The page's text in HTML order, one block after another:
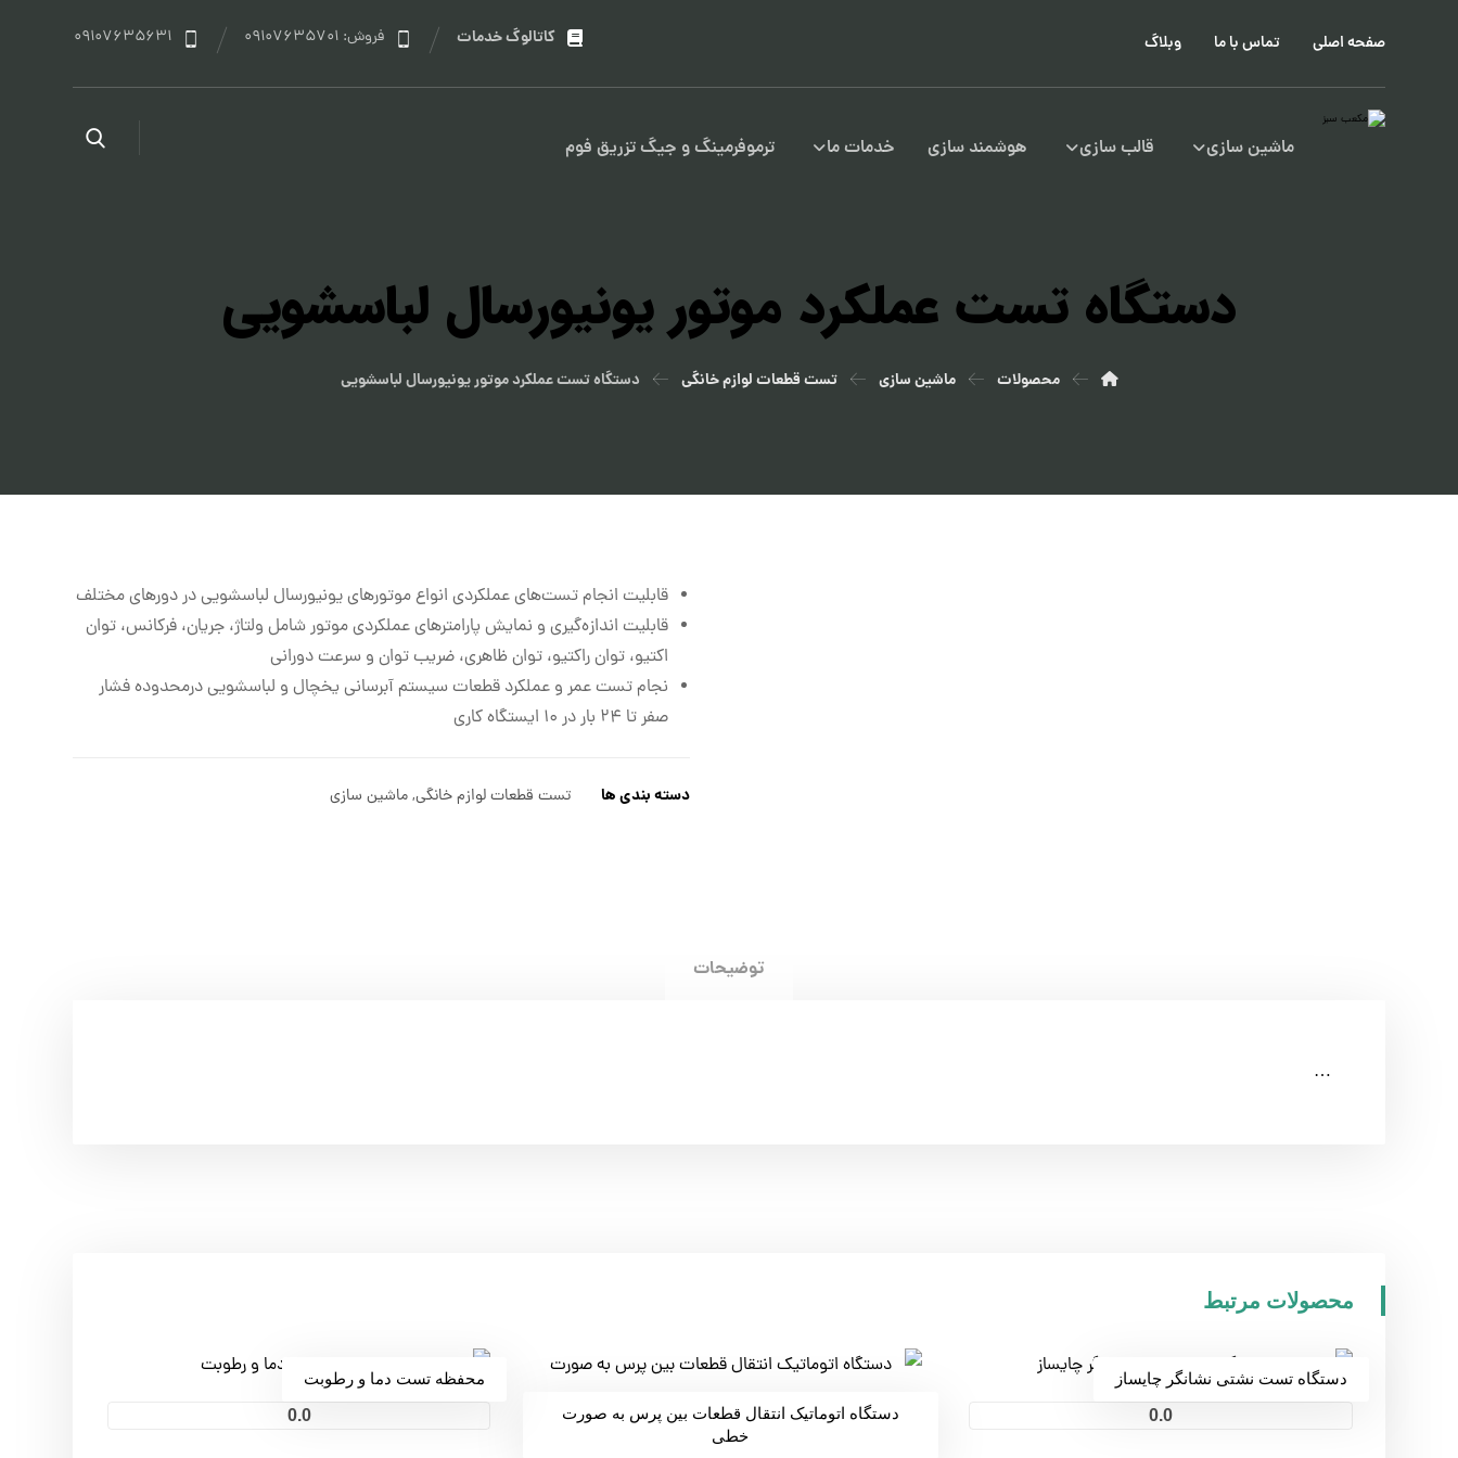
صفحه اصلی تماس با ما وبلاگ 09107635631 فروش: 09107635701 کاتالوگ خدمات
ماشین سازی قالب سازی هوشمند سازی خدمات ما ترموفرمینگ و جیگ تزریق فوم
دستگاه تست عملکرد موتور یونیورسال لباسشویی
محصولات ماشین سازی تست قطعات لوازم خانگی دستگاه تست عملکرد موتور یونیورسال لباسشویی
قابلیت انجام تست‌های عملکردی انواع موتورهای یونیورسال لباسشویی در دورهای مختلف
قابلیت اندازه‌گیری و نمایش پارامترهای عملکردی موتور شامل ولتاژ، جریان، فرکانس، توان
اکتیو، توان راکتیو، توان ظاهری، ضریب توان و سرعت دورانی
نجام تست عمر و عملکرد قطعات سیستم آبرسانی یخچال و لباسشویی درمحدوده فشار
صفر تا ۲۴ بار در ۱۰ ایستگاه کاری
دسته بندی ها تست قطعات لوازم خانگی,ماشین سازی
توضیحات
…
محصولات مرتبط
دستگاه تست نشتی نشانگر چایساز
0.0
دستگاه اتوماتیک انتقال قطعات بین پرس به صورت
خطی
محفظه تست دما و رطوبت
0.0